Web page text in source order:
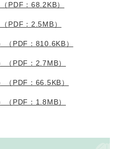
PDF：68.2KB）
PDF：2.5MB）
（PDF：810.6KB）
（PDF：2.7MB）
（PDF：66.5KB）
（PDF：1.8MB）